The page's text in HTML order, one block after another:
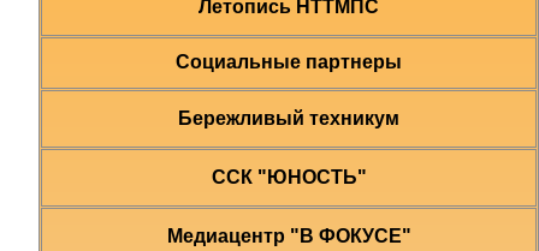
Летопись НТТМПС
Социальные партнеры
Бережливый техникум
ССК "ЮНОСТЬ"
Медиацентр "В ФОКУСЕ"